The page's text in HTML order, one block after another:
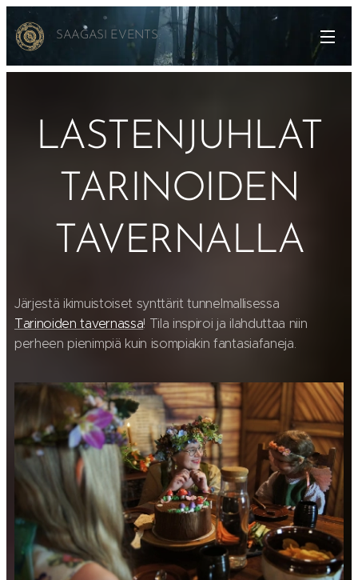
SAAGASI EVENTS
LASTENJUHLAT
TARINOIDEN
TAVERNALLA
Järjestä ikimuistoiset synttärit tunnelmallisessa
Tarinoiden tavernassa! Tila inspiroi ja ilahduttaa niin
perheen pienimpiä kuin isompiakin fantasiafaneja.